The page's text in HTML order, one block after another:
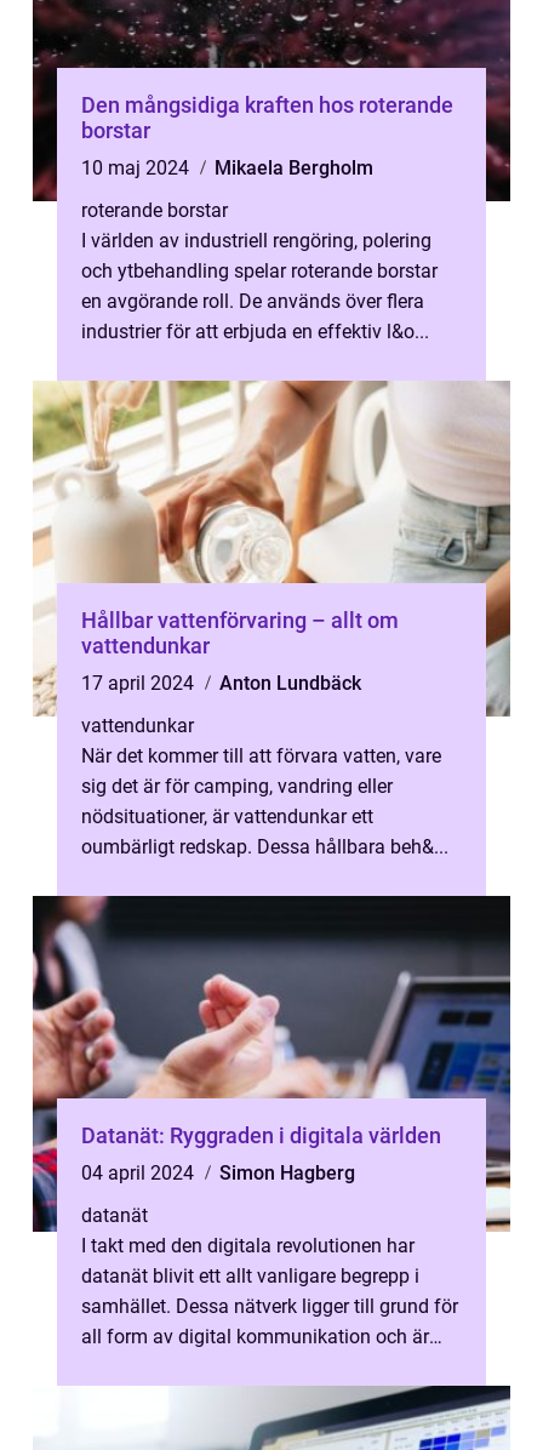
Den mångsidiga kraften hos roterande
borstar
10 maj 2024
Mikaela Bergholm
roterande borstar
I världen av industriell rengöring, polering
och ytbehandling spelar roterande borstar
en avgörande roll. De används över flera
industrier för att erbjuda en effektiv l&o...
Hållbar vattenförvaring – allt om
vattendunkar
17 april 2024
Anton Lundbäck
vattendunkar
När det kommer till att förvara vatten, vare
sig det är för camping, vandring eller
nödsituationer, är vattendunkar ett
oumbärligt redskap. Dessa hållbara beh&...
Datanät: Ryggraden i digitala världen
04 april 2024
Simon Hagberg
datanät
I takt med den digitala revolutionen har
datanät blivit ett allt vanligare begrepp i
samhället. Dessa nätverk ligger till grund för
all form av digital kommunikation och är